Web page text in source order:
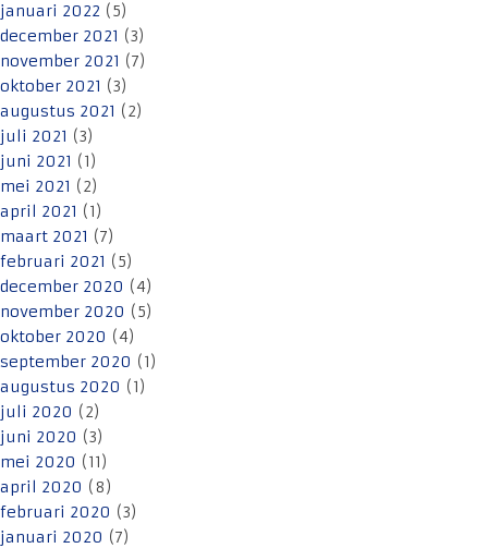
januari 2022 (5)
december 2021 (3)
november 2021 (7)
oktober 2021 (3)
augustus 2021 (2)
juli 2021 (3)
juni 2021 (1)
mei 2021 (2)
april 2021 (1)
maart 2021 (7)
februari 2021 (5)
december 2020 (4)
november 2020 (5)
oktober 2020 (4)
september 2020 (1)
augustus 2020 (1)
juli 2020 (2)
juni 2020 (3)
mei 2020 (11)
april 2020 (8)
februari 2020 (3)
januari 2020 (7)